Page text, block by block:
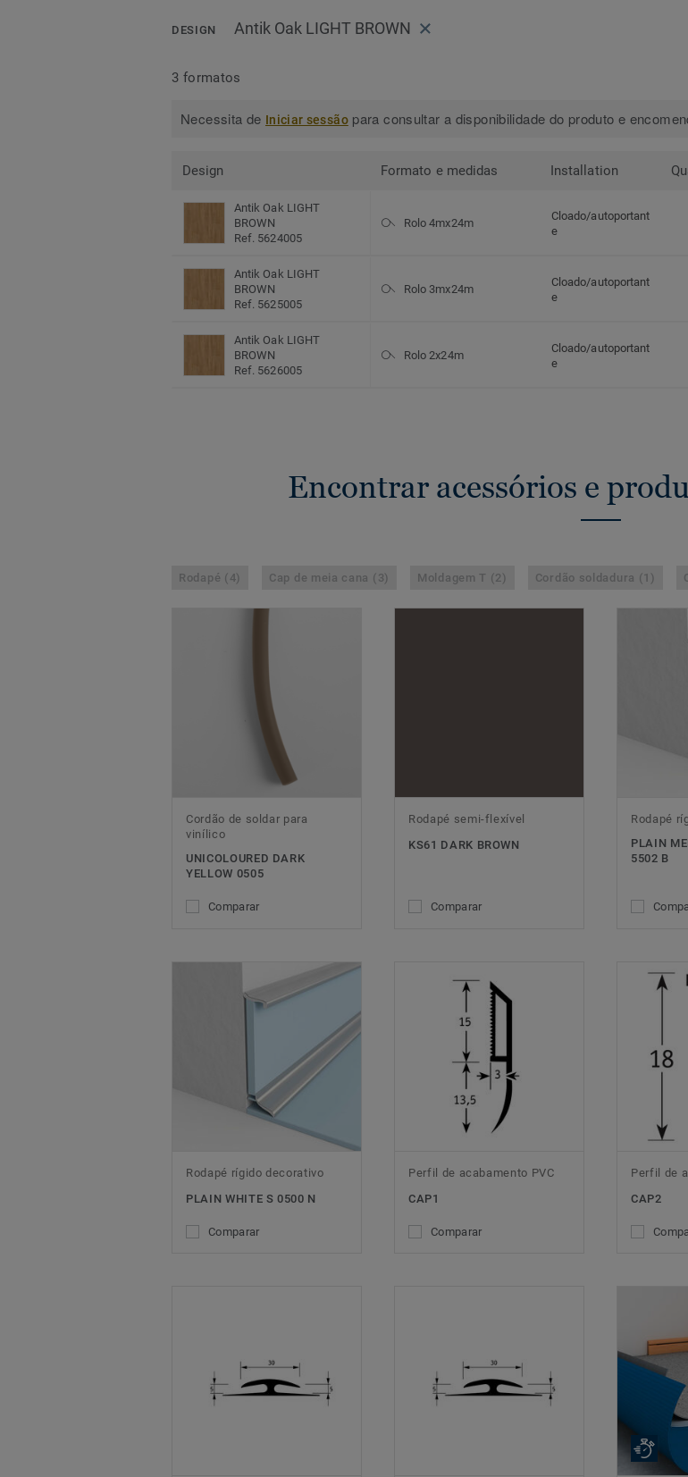
DESIGN Antik Oak LIGHT BROWN
3 formatos
Necessita de Iniciar sessãopara consultar a disponibilidade do produto e
Design Formato e medidas Installation
Antik Oak LIGHT
BROWN
Ref. 5624005
Rolo 4mx24m
Cloado/autoportant
e
Antik Oak LIGHT
BROWN
Ref. 5625005
Rolo 3mx24m
Cloado/autoportant
e
Antik Oak LIGHT
BROWN
Ref. 5626005
Rolo 2x24m
Cloado/autoportant
e
Encontrar acessórios e
Rodapé (4) Cap de meia cana (3) Moldagem T (2) Cordão soldadura (1)
Cordão de soldar para
vinílico
UNICOLOURED DARK
YELLOW 0505
Comparar
Rodapé semi-flexível
KS61 DARK BROWN
Comparar
Rodapé
PLAIN
5502 B
Rodapé rígido decorativo
PLAIN WHITE S 0500 N
Comparar
Perfil de acabamento PVC
CAP1
Comparar
Perfil de
CAP2